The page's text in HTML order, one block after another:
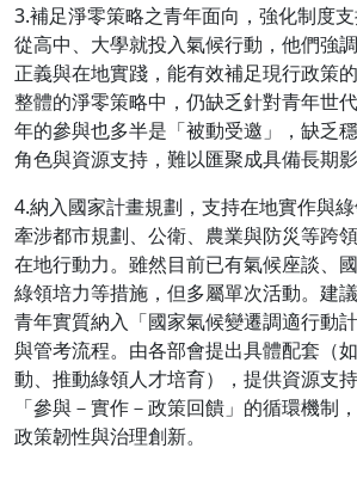
3.補足淨零策略之青年面向，強化制度
從高中、大學就投入氣候行動，他們強
正義與在地實踐，能有效補足現行政策
整體的淨零策略中，仍缺乏針對青年世
年的參與也多半是「被動受邀」，缺乏
角色與資源支持，難以匯聚成具備長期影
4.納入國家計畫規劃，支持在地實作與
牽涉都市規劃、公衛、農業與防災等跨
在地行動力。雖然目前已有氣候座談、
綠領培力等措施，但多屬單次活動。建
青年實質納入「國家氣候變遷調適行動
與管考流程。由各部會提出具體配套（
動、推動綠領人才培育），提供資源支
「參與－實作－政策回饋」的循環機制
政策韌性與治理創新。